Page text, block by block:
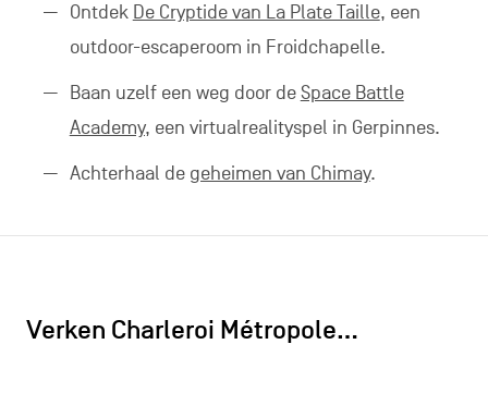
Ontdek De Cryptide van La Plate Taille, een
outdoor-escaperoom in Froidchapelle.
Baan uzelf een weg door deSpace Battle
Academy, een virtualrealityspel in Gerpinnes.
Achterhaal de geheimen van Chimay.
Verken Charleroi Métropole…